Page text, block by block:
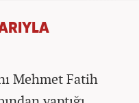
Mehmet Fatih